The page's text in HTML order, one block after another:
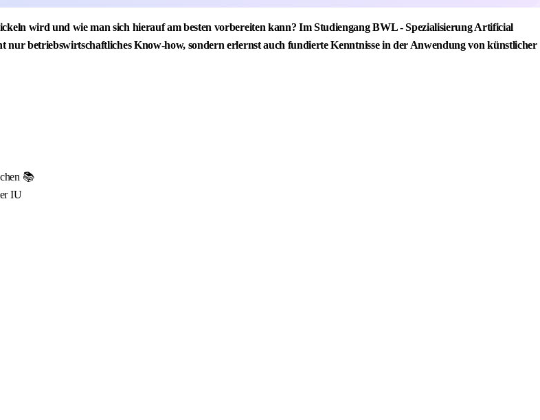
wird und wie man sich hierauf am besten vorbereiten kann? Im Studiengang BWL - Spezialisierung Artificial
betriebswirtschaftliches Know-how, sondern erlernst auch fundierte Kenntnisse in der Anwendung von künstlicher
📚
IU